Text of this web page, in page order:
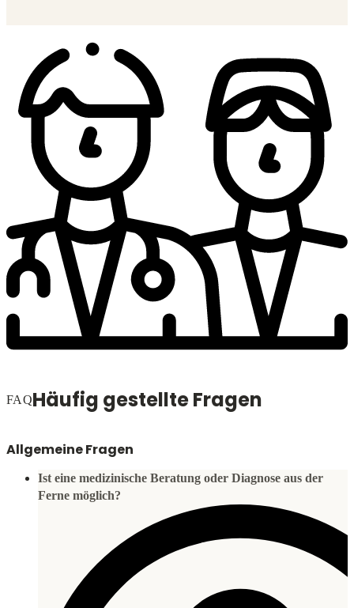
FAQHäufig gestellte Fragen
Allgemeine Fragen
Ist eine medizinische Beratung oder Diagnose aus der
Ferne möglich?